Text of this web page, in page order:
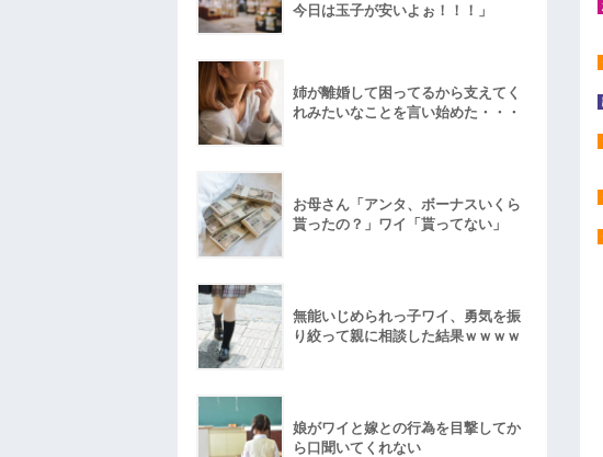
今日は玉子が安いよぉ！！！」
姉が離婚して困ってるから支えてく
れみたいなことを言い始めた・・・
お母さん「アンタ、ボーナスいくら
貰ったの？」ワイ「貰ってない」
無能いじめられっ子ワイ、勇気を振
り絞って親に相談した結果ｗｗｗｗ
娘がワイと嫁との行為を目撃してか
ら口聞いてくれない